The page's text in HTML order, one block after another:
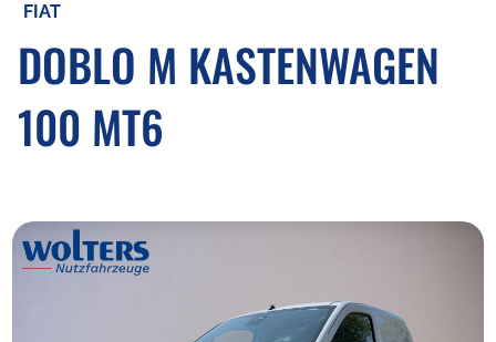
FIAT
DOBLO M KASTENWAGEN
100 MT6